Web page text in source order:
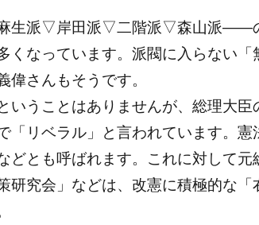
生派▽岸田派▽二階派▽森山派――
くなっています。派閥に入らない「
さんもそうです。
うことはありませんが、総理大臣
「リベラル」と言われています。憲
どとも呼ばれます。これに対して元
研究会」などは、改憲に積極的な「